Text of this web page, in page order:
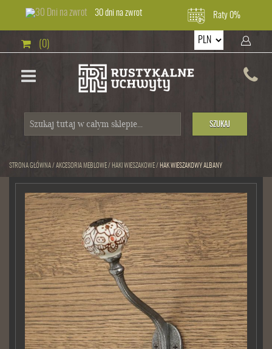
30 dni na zwrot Raty 0%
(0)
SZUKAJ
STRONA GŁÓWNA/ AKCESORIA MEBLOWE/ HAKI WIESZAKOWE/ HAK WIESZAKOWY ALBANY